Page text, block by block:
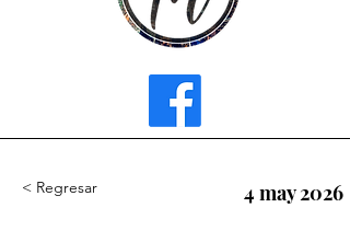
< Regresar 4 may 2026